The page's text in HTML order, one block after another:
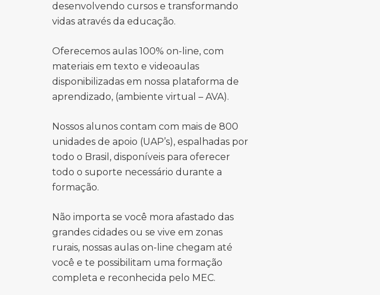
desenvolvendo cursos e transformando
vidas através da educação.
Oferecemos aulas 100% on-line, com
materiais em texto e videoaulas
disponibilizadas em nossa plataforma de
aprendizado, (ambiente virtual – AVA).
Nossos alunos contam com mais de 800
unidades de apoio (UAP’s), espalhadas por
todo o Brasil, disponíveis para oferecer
todo o suporte necessário durante a
formação.
Não importa se você mora afastado das
grandes cidades ou se vive em zonas
rurais, nossas aulas on-line chegam até
você e te possibilitam uma formação
completa e reconhecida pelo MEC.